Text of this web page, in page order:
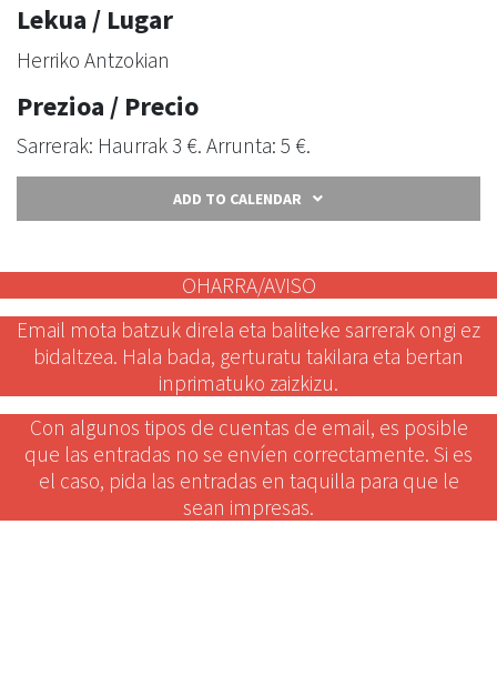
Lekua / Lugar
Herriko Antzokian
Prezioa / Precio
Sarrerak: Haurrak 3 €. Arrunta: 5 €.
ADD TO CALENDAR
OHARRA/AVISO
Email mota batzuk direla eta baliteke sarrerak ongi ez
bidaltzea. Hala bada, gerturatu takilara eta bertan
inprimatuko zaizkizu.
Con algunos tipos de cuentas de email, es posible
que las entradas no se envíen correctamente. Si es
el caso, pida las entradas en taquilla para que le
sean impresas.